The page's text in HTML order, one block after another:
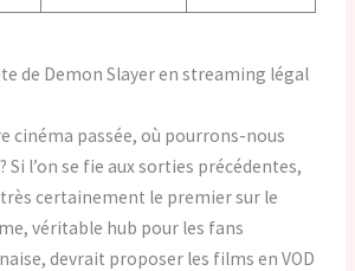
de Demon Slayer en streaming légal
cinéma passée, où pourrons-nous
Si l’on se fie aux sorties précédentes,
certainement le premier sur le
véritable hub pour les fans
devrait proposer les films en VOD